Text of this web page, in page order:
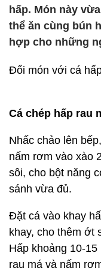
hấp. Món này
thể ăn cùng bún
hợp cho những
Đổi món với cá
Cá chép hấp rau
Nhấc chảo lên
nấm rơm vào xào
sôi, cho bột năng
sánh vừa đủ.
Đặt cá vào khay
khay, cho thêm ớt
Hấp khoảng 10-
rau má và nấm